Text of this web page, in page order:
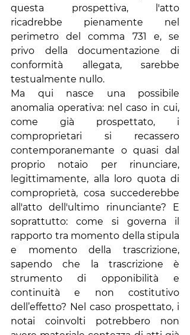
questa prospettiva, l'atto
ricadrebbe pienamente nel
perimetro del comma 731 e, se
privo della documentazione di
conformità allegata, sarebbe
testualmente nullo.
Ma qui nasce una possibile
anomalia operativa: nel caso in cui,
come già prospettato, i
comproprietari si recassero
contemporanemante o quasi dal
proprio notaio per rinunciare,
legittimamente, alla loro quota di
comproprietà, cosa succederebbe
all'atto dell'ultimo rinunciante? E
soprattutto: come si governa il
rapporto tra momento della stipula
e momento della trascrizione,
sapendo che la trascrizione è
strumento di opponibilità e
continuità e non costitutivo
dell’effetto? Nel caso prospettato, i
notai coinvolti potrebbero non